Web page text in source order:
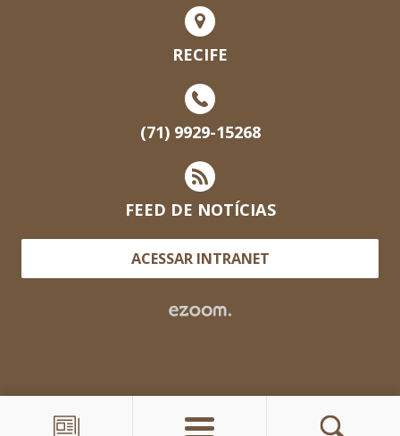
RECIFE
(71) 9929-15268
FEED DE NOTÍCIAS
ACESSAR INTRANET